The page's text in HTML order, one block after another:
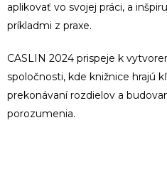
aplikovať vo svojej práci, a
príkladmi z praxe.
CASLIN 2024 prispeje k
spoločnosti, kde knižnice hrajú
prekonávaní rozdielov a
porozumenia.